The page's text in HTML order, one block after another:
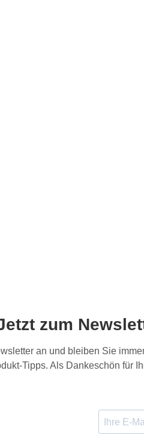
zum
an und bleiben Sie
Tipps. Als Dankeschön für